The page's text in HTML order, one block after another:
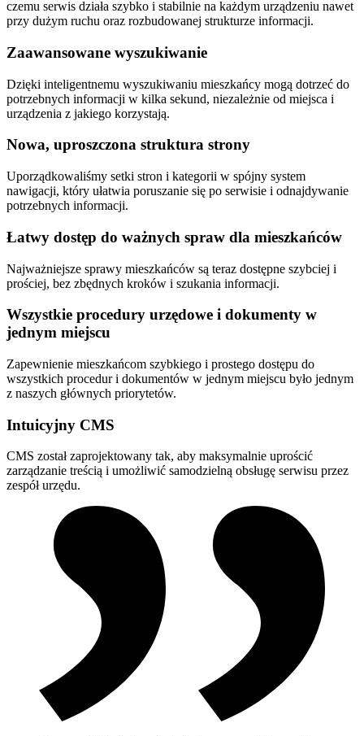
czemu serwis działa szybko i stabilnie na każdym urządzeniu nawet
przy dużym ruchu oraz rozbudowanej strukturze informacji.
Zaawansowane wyszukiwanie
Dzięki inteligentnemu wyszukiwaniu mieszkańcy mogą dotrzeć do
potrzebnych informacji w kilka sekund, niezależnie od miejsca i
urządzenia z jakiego korzystają.
Nowa, uproszczona struktura strony
Uporządkowaliśmy setki stron i kategorii w spójny system
nawigacji, który ułatwia poruszanie się po serwisie i odnajdywanie
potrzebnych informacji.
Łatwy dostęp do ważnych spraw dla mieszkańców
Najważniejsze sprawy mieszkańców są teraz dostępne szybciej i
prościej, bez zbędnych kroków i szukania informacji.
Wszystkie procedury urzędowe i dokumenty w
jednym miejscu
Zapewnienie mieszkańcom szybkiego i prostego dostępu do
wszystkich procedur i dokumentów w jednym miejscu było jednym
z naszych głównych priorytetów.
Intuicyjny CMS
CMS został zaprojektowany tak, aby maksymalnie uprościć
zarządzanie treścią i umożliwić samodzielną obsługę serwisu przez
zespół urzędu.